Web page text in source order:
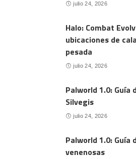
julio 24, 2026
Halo: Combat
ubicaciones de
pesada
julio 24, 2026
Palworld 1.0: Guía
Silvegis
julio 24, 2026
Palworld 1.0: Guía
venenosas